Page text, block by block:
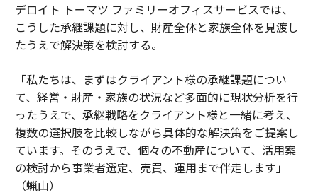
デロイト トーマツ ファミリーオフィスサービスでは、
こうした承継課題に対し、財産全体と家族全体を見渡し
たうえで解決策を検討する。
「私たちは、まずはクライアント様の承継課題につい
て、経営・財産・家族の状況など多面的に現状分析を行
ったうえで、承継戦略をクライアント様と一緒に考え、
複数の選択肢を比較しながら具体的な解決策をご提案し
ています。そのうえで、個々の不動産について、活用案
の検討から事業者選定、売買、運用まで伴走します」
（蝋山）